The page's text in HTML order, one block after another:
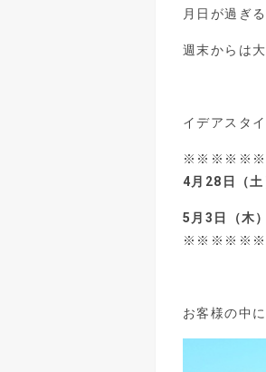
月日が過ぎ
週末からは
イデアスタ
4月28日（土
5月3日（木
お客様の中